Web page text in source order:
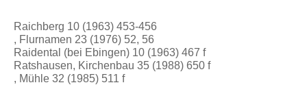
Raichberg 10 (1963) 453-456
, Flurnamen 23 (1976) 52, 56
Raidental (bei Ebingen) 10 (1963) 467 f
Ratshausen, Kirchenbau 35 (1988) 650 f
, Mühle 32 (1985) 511 f